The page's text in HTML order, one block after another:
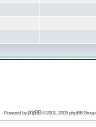
Powered byphpBB© 2001, 2005 phpBB Group